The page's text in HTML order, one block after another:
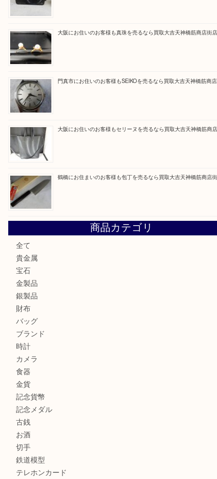
買取専門大吉の天神橋筋商店街店に来てよかったと
ただけるよう一点一点を丁寧に査定いたします。
Facebook
Twitter
Line
買取ブログ検索
最近の投稿
全て